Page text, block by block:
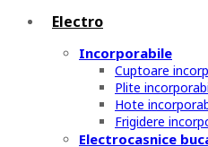
Electro
Incorporabile
Cuptoare
Plite
Hote
Frigidere
Electrocasnice